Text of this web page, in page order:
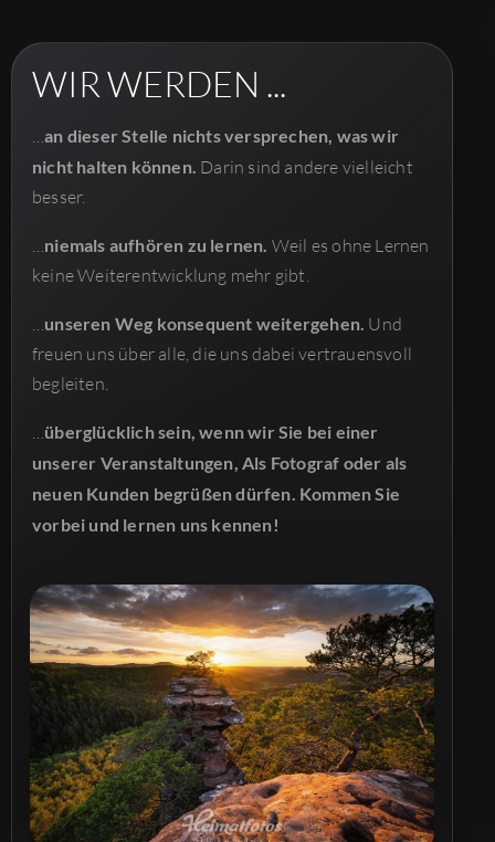
WIR WERDEN ...
…an dieser Stelle nichts versprechen, was wir
nicht halten können. Darin sind andere vielleicht
besser.
…niemals aufhören zu lernen. Weil es ohne Lernen
keine Weiterentwicklung mehr gibt.
…unseren Weg konsequent weitergehen. Und
freuen uns über alle, die uns dabei vertrauensvoll
begleiten.
…überglücklich sein, wenn wir Sie bei einer
unserer Veranstaltungen, Als Fotograf oder als
neuen Kunden begrüßen dürfen. Kommen Sie
vorbei und lernen uns kennen!